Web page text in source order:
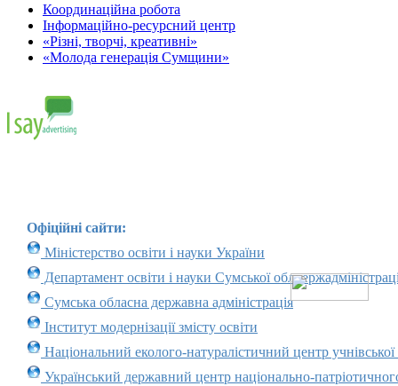
Координаційна робота
Інформаційно-ресурсний центр
«Різні, творчі, креативні»
«Молода генерація Сумщини»
Офіційні сайти:
Міністерство освіти і науки України
Департамент освіти і науки Сумської
Сумська обласна державна адміністрація
Інститут модернізації змісту освіти
Національний еколого-натуралістичний центр учнівської
Український державний центр національно-